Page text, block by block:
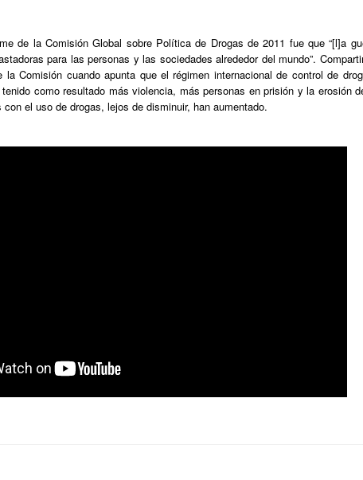
de la Comisión Global sobre Política de Drogas de 2011 fue que “[l]a
para las personas y las sociedades alrededor del mundo”.
Comisión cuando apunta que el régimen internacional de control de
como resultado más violencia, más personas en prisión y la erosión
el uso de drogas, lejos de disminuir, han aumentado.